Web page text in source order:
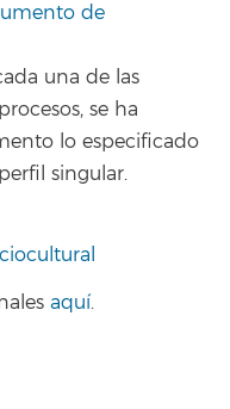
de
una de las
se ha
lo especificado
singular.
aquí.